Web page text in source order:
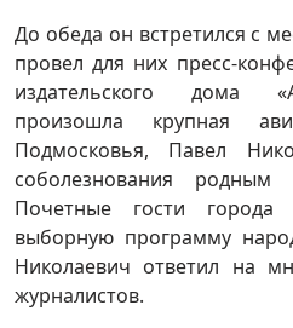
До обеда он встретился с
провел для них пресс-
издательского дома
произошла крупная
Подмосковья, Павел
соболезнования
Почетные гости города
выборную программу
Николаевич ответил на
журналистов.